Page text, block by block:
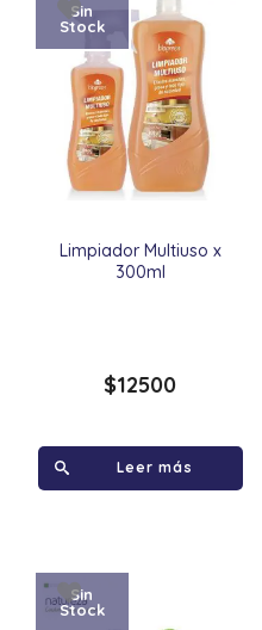
Limpiador Multiuso x
300ml
Sin
Stock
$12500
Leer más
Sin
Stock